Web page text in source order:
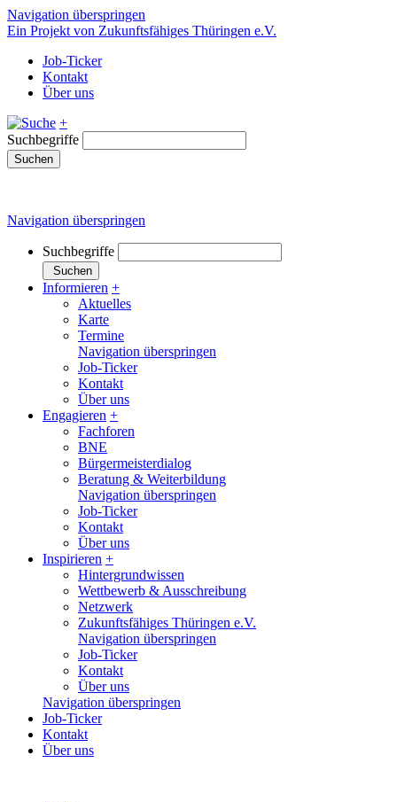
Navigation überspringen
Ein Projekt von Zukunftsfähiges Thüringen e.V.
Job-Ticker
Kontakt
Über uns
+
Suchbegriffe
Suchen
Navigation überspringen
Suchbegriffe
Suchen
Informieren +
Aktuelles
Karte
Termine
Navigation überspringen
Job-Ticker
Kontakt
Über uns
Engagieren +
Fachforen
BNE
Bürgermeisterdialog
Beratung & Weiterbildung
Navigation überspringen
Job-Ticker
Kontakt
Über uns
Inspirieren +
Hintergrundwissen
Wettbewerb & Ausschreibung
Netzwerk
Zukunftsfähiges Thüringen e.V.
Navigation überspringen
Job-Ticker
Kontakt
Über uns
Navigation überspringen
Job-Ticker
Kontakt
Über uns